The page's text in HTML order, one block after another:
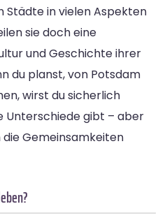
Städte in vielen Aspekten
sie doch eine
und Geschichte ihrer
du planst, von Potsdam
wirst du sicherlich
Unterschiede gibt – aber
Gemeinsamkeiten